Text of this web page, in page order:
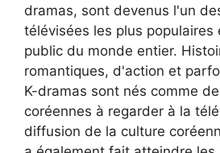
dramas, sont devenus l'un
télévisées les plus populaires
public du monde entier.
romantiques, d'action et
K-dramas sont nés comme
coréennes à regarder à la
diffusion de la culture